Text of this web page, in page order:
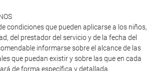
condiciones que pueden aplicarse a los niños,
del prestador del servicio y de la fecha del
informarse sobre el alcance de las
que puedan existir y sobre las que en cada
de forma específica y detallada.